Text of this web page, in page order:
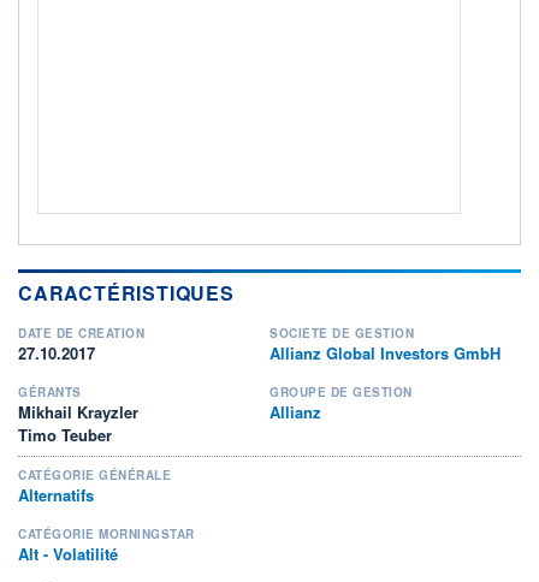
CARACTÉRISTIQUES
DATE DE CRÉATION
27.10.2017
SOCIÉTÉ DE GESTION
Allianz Global Investors GmbH
GÉRANTS
Mikhail Krayzler
Timo Teuber
GROUPE DE GESTION
Allianz
CATÉGORIE GÉNÉRALE
Alternatifs
CATÉGORIE MORNINGSTAR
Alt - Volatilité